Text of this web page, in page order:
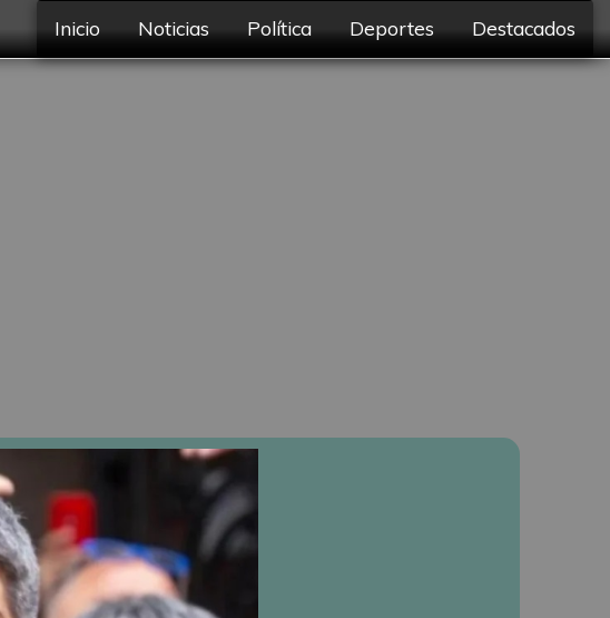
Inicio Noticias Política Deportes Destacados